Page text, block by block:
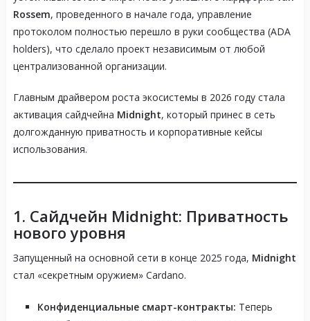
Rossem, проведенного в начале года, управление
протоколом полностью перешло в руки сообщества (ADA
holders), что сделало проект независимым от любой
централизованной организации.
Главным драйвером роста экосистемы в 2026 году стала
активация сайдчейна Midnight, который принес в сеть
долгожданную приватность и корпоративные кейсы
использования.
1. Сайдчейн Midnight: Приватность
нового уровня
Запущенный на основной сети в конце 2025 года, Midnight
стал «секретным оружием» Cardano.
Конфиденциальные смарт-контракты: Теперь